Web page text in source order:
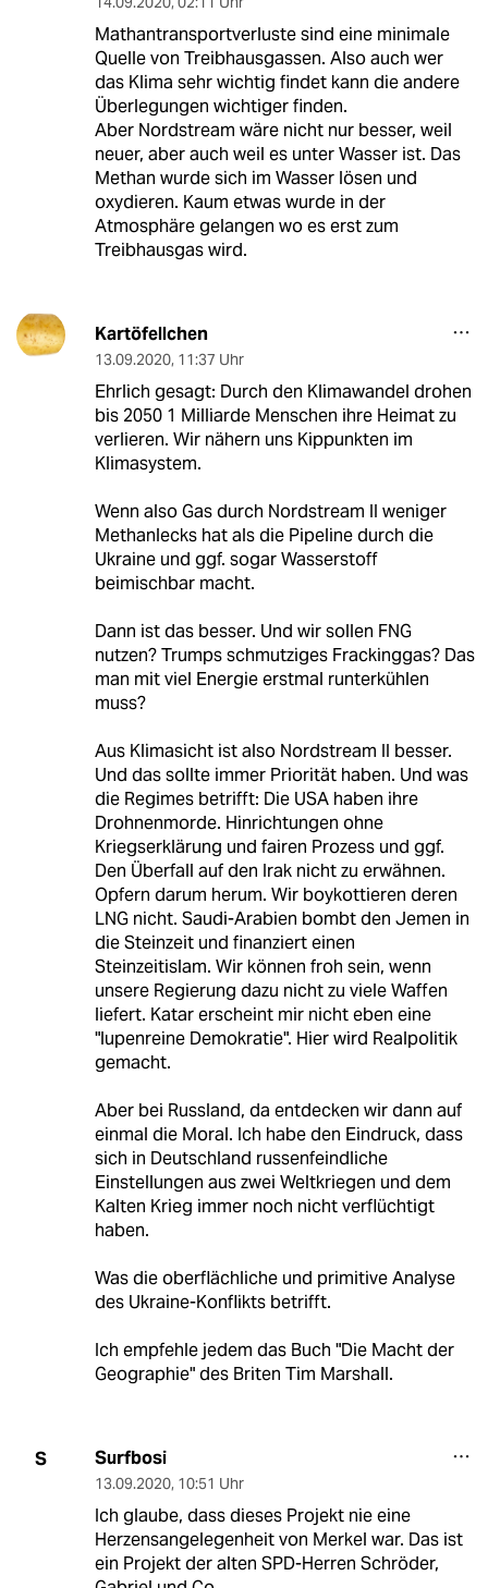
Mathantransportverluste sind eine minimale
Quelle von Treibhausgassen. Also auch wer
das Klima sehr wichtig findet kann die andere
Überlegungen wichtiger finden.
Aber Nordstream wäre nicht nur besser, weil
neuer, aber auch weil es unter Wasser ist. Das
Methan wurde sich im Wasser lösen und
oxydieren. Kaum etwas wurde in der
Atmosphäre gelangen wo es erst zum
Treibhausgas wird.
Kartöfellchen
13.09.2020, 11:37 Uhr
Ehrlich gesagt: Durch den Klimawandel drohen
bis 2050 1 Milliarde Menschen ihre Heimat zu
verlieren. Wir nähern uns Kippunkten im
Klimasystem.
Wenn also Gas durch Nordstream II weniger
Methanlecks hat als die Pipeline durch die
Ukraine und ggf. sogar Wasserstoff
beimischbar macht.
Dann ist das besser. Und wir sollen FNG
nutzen? Trumps schmutziges Frackinggas? Das
man mit viel Energie erstmal runterkühlen
muss?
Aus Klimasicht ist also Nordstream II besser.
Und das sollte immer Priorität haben. Und was
die Regimes betrifft: Die USA haben ihre
Drohnenmorde. Hinrichtungen ohne
Kriegserklärung und fairen Prozess und ggf.
Den Überfall auf den Irak nicht zu erwähnen.
Opfern darum herum. Wir boykottieren deren
LNG nicht. Saudi-Arabien bombt den Jemen in
die Steinzeit und finanziert einen
Steinzeitislam. Wir können froh sein, wenn
unsere Regierung dazu nicht zu viele Waffen
liefert. Katar erscheint mir nicht eben eine
"lupenreine Demokratie". Hier wird Realpolitik
gemacht.
Aber bei Russland, da entdecken wir dann auf
einmal die Moral. Ich habe den Eindruck, dass
sich in Deutschland russenfeindliche
Einstellungen aus zwei Weltkriegen und dem
Kalten Krieg immer noch nicht verflüchtigt
haben.
Was die oberflächliche und primitive Analyse
des Ukraine-Konflikts betrifft.
Ich empfehle jedem das Buch "Die Macht der
Geographie" des Briten Tim Marshall.
S Surfbosi
13.09.2020, 10:51 Uhr
Ich glaube, dass dieses Projekt nie eine
Herzensangelegenheit von Merkel war. Das ist
ein Projekt der alten SPD-Herren Schröder,